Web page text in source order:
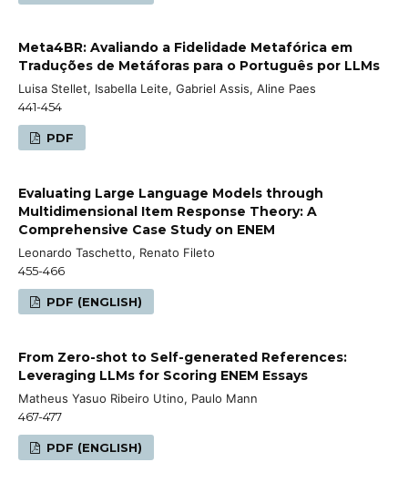
Meta4BR: Avaliando a Fidelidade Metafórica em
Traduções de Metáforas para o Português por LLMs
Luisa Stellet, Isabella Leite, Gabriel Assis, Aline Paes
441-454
PDF
Evaluating Large Language Models through
Multidimensional Item Response Theory: A
Comprehensive Case Study on ENEM
Leonardo Taschetto, Renato Fileto
455-466
PDF (ENGLISH)
From Zero-shot to Self-generated References:
Leveraging LLMs for Scoring ENEM Essays
Matheus Yasuo Ribeiro Utino, Paulo Mann
467-477
PDF (ENGLISH)